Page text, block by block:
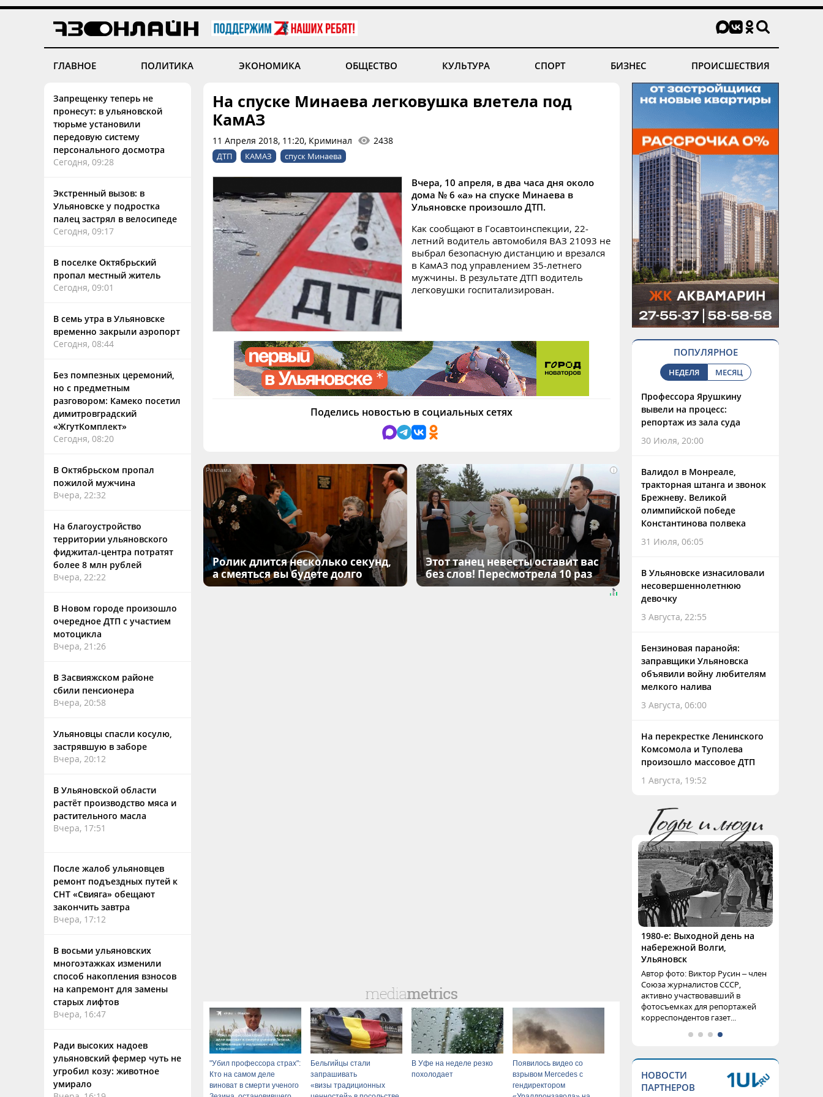
ГЛАВНОЕ ПОЛИТИКА ЭКОНОМИКА ОБЩЕСТВО КУЛЬТУРА СПОРТ БИЗНЕС ПРОИСШЕСТВИЯ
Запрещенку теперь не
пронесут: в ульяновской
тюрьме установили
передовую систему
персонального досмотра
Сегодня, 09:28
Экстренный вызов: в
Ульяновске у подростка
палец застрял в велосипеде
Сегодня, 09:17
В поселке Октябрьский
пропал местный житель
Сегодня, 09:01
В семь утра в Ульяновске
временно закрыли аэропорт
Сегодня, 08:44
Без помпезных церемоний,
но с предметным
разговором: Камеко посетил
димитровградский
«ЖгутКомплект»
Сегодня, 08:20
В Октябрьском пропал
пожилой мужчина
Вчера, 22:32
На благоустройство
территории ульяновского
фиджитал-центра потратят
более 8 млн рублей
Вчера, 22:22
В Новом городе произошло
очередное ДТП с участием
мотоцикла
Вчера, 21:26
В Засвияжском районе
сбили пенсионера
Вчера, 20:58
Ульяновцы спасли косулю,
застрявшую в заборе
Вчера, 20:12
В Ульяновской области
растёт производство мяса и
растительного масла
Вчера, 17:51
После жалоб ульяновцев
ремонт подъездных путей к
СНТ «Свияга» обещают
закончить завтра
Вчера, 17:12
В восьми ульяновских
многоэтажках изменили
способ накопления взносов
на капремонт для замены
старых лифтов
Вчера, 16:47
Ради высоких надоев
ульяновский фермер чуть не
угробил козу: животное
умирало
На спуске Минаева легковушка влетела под
КамАЗ
11 Апреля 2018, 11:20, Криминал 2438
ДТП КАМАЗ спуск Минаева
Вчера, 10 апреля, в два часа дня около
дома № 6 «а» на спуске Минаева в
Ульяновске произошло ДТП.
Как сообщают в Госавтоинспекции, 22-
летний водитель автомобиля ВАЗ 21093 не
выбрал безопасную дистанцию и врезался
в КамАЗ под управлением 35-летнего
мужчины. В результате ДТП водитель
легковушки госпитализирован.
Поделись новостью в социальных сетях
i
Ролик длится несколько секунд,
а смеяться вы будете долго
i
Этот танец невесты оставит вас
без слов! Пересмотрела 10 раз
"Убил профессора страх":
Кто на самом деле
виноват в смерти ученого
Бельгийцы стали
запрашивать
«визы традиционных
В Уфе на неделе резко
похолодает
Появилось видео со
взрывом Mercedes с
гендиректором
ПОПУЛЯРНОЕ
НЕДЕЛЯ МЕСЯЦ
Профессора Ярушкину
вывели на процесс:
репортаж из зала суда
30 Июля, 20:00
Валидол в Монреале,
тракторная штанга и звонок
Брежневу. Великой
олимпийской победе
Константинова полвека
31 Июля, 06:05
В Ульяновске изнасиловали
несовершеннолетнюю
девочку
3 Августа, 22:55
Бензиновая паранойя:
заправщики Ульяновска
объявили войну любителям
мелкого налива
3 Августа, 06:00
На перекрестке Ленинского
Комсомола и Туполева
произошло массовое ДТП
1 Августа, 19:52
1980-е: Выходной день на
набережной Волги,
Ульяновск
Автор фото: Виктор Русин – член
Союза журналистов СССР,
активно участвовавший в
фотосъемках для репортажей
корреспондентов газет...
НОВОСТИ
ПАРТНЕРОВ